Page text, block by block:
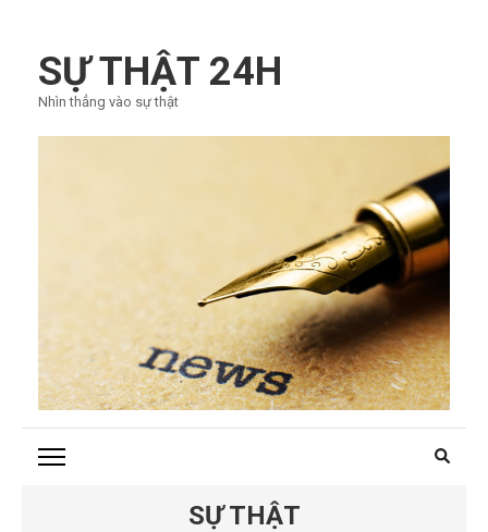
qua
tới
nội
SỰ THẬT 24H
Nhìn thẳng vào sự thật
SỰ THẬT